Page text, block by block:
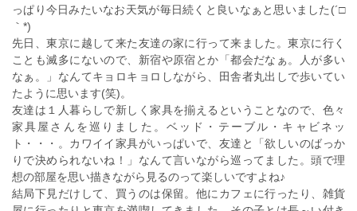
っぱり今日みたいなお天気が毎日続くと良いなぁと思いました(´□
｀*)
先日、東京に越して来た友達の家に行って来ました。東京に行く
ことも滅多にないので、新宿や原宿とか「都会だなぁ。人が多い
なぁ。」なんてキョロキョロしながら、田舎者丸出しで歩いてい
たように思います(笑)。
友達は１人暮らしで新しく家具を揃えるということなので、色々
家具屋さんを巡りました。ベッド・テーブル・キャビネッ
ト・・・。カワイイ家具がいっぱいで、友達と「欲しいのばっか
りで決められないね！」なんて言いながら巡ってました。頭で理
想の部屋を思い描きながら見るのって楽しいですよね♪
結局下見だけして、買うのは保留。他にカフェに行ったり、雑貨